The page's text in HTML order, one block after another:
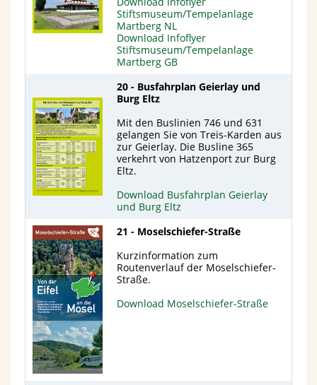
Stiftsmuseum/Tempelanlage
Martberg NL
Download Infoflyer
Stiftsmuseum/Tempelanlage
Martberg GB
20 - Busfahrplan Geierlay und
Burg Eltz
Mit den Buslinien 746 und 631
gelangen Sie von Treis-Karden aus
zur Geierlay. Die Busline 365
verkehrt von Hatzenport zur Burg
Eltz.
Download Busfahrplan Geierlay
und Burg Eltz
21 - Moselschiefer-Straße
Kurzinformation zum
Routenverlauf der Moselschiefer-
Straße.
Download Moselschiefer-Straße